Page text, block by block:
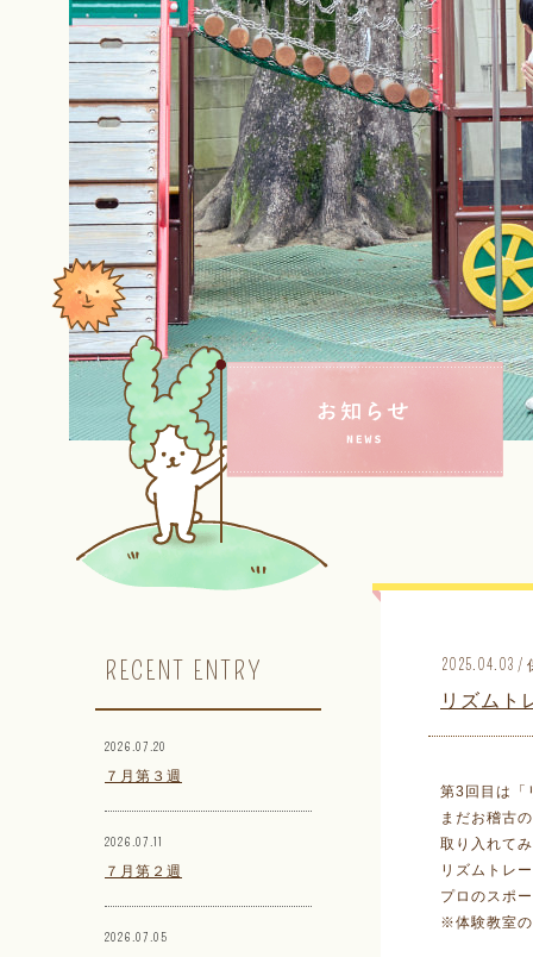
RECENT ENTRY
2026.07.20
７月第３週
2026.07.11
７月第２週
2026.07.05
2025.04.03 /
リズムト
第3回目は「
まだお稽古
取り入れて
リズムトレ
プロのスポ
※体験教室の